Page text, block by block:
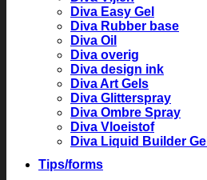
Diva Easy Gel
Diva Rubber base
Diva Oil
Diva overig
Diva design ink
Diva Art Gels
Diva Glitterspray
Diva Ombre Spray
Diva Vloeistof
Diva Liquid Builder Gel
Tips/forms